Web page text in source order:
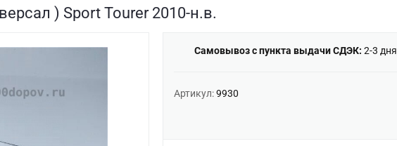
) Sport Tourer 2010-н.в.
Самовывоз с пункта выдачи СДЭК: 2-3
Артикул:9930